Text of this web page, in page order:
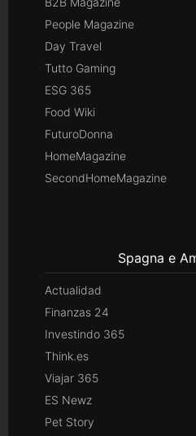
People Magazine
Day Travel
Tutto Gaming
ESG 365
Food Wiki
FuturoDonna
HomeMagazine
SecondHomeMagazine
Spagna e
Actualidad
Finanzas 24
Investindo 365
Think.es
Viajar 365
ES Newz
Pet Story